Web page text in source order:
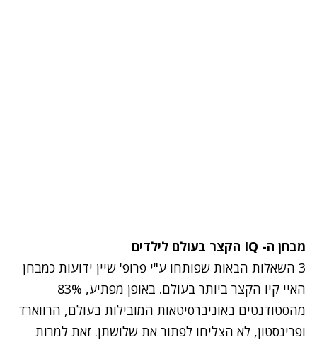
מבחן ה- IQ הקצר בעולם לילדים
3 השאלות הבאות שפותחו ע"י פרופ' שיין ידועות כמבחן
האיי קיו הקצר ביותר בעולם. באופן מפתיע, 83%
מהסטודנטים באוניברסיטאות המובילות בעולם, הרווארד
ופרינסטון, לא הצליחו לפתור את שלושתן. זאת למרות